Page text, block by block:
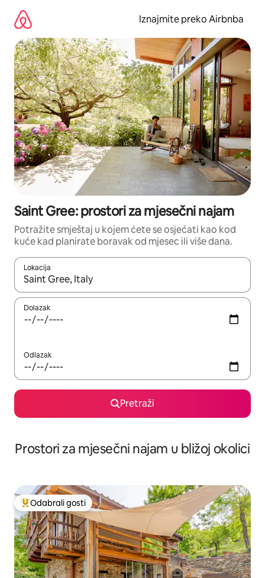
sadržaj
Iznajmite preko Airbnba
Saint Gree: prostori za mjesečni najam
Potražite smještaj u kojem ćete se osjećati kao kod
kuće kad planirate boravak od mjesec ili više dana.
Lokacija
Kada budu dostupni rezultati, moći ćete ih pregledati
Dolazak
Odlazak
Pretraži
Prostori za mjesečni najam u bližoj okolici
Među najviše rangiranima s oznakom „Odabrali gosti”
Odabrali gosti